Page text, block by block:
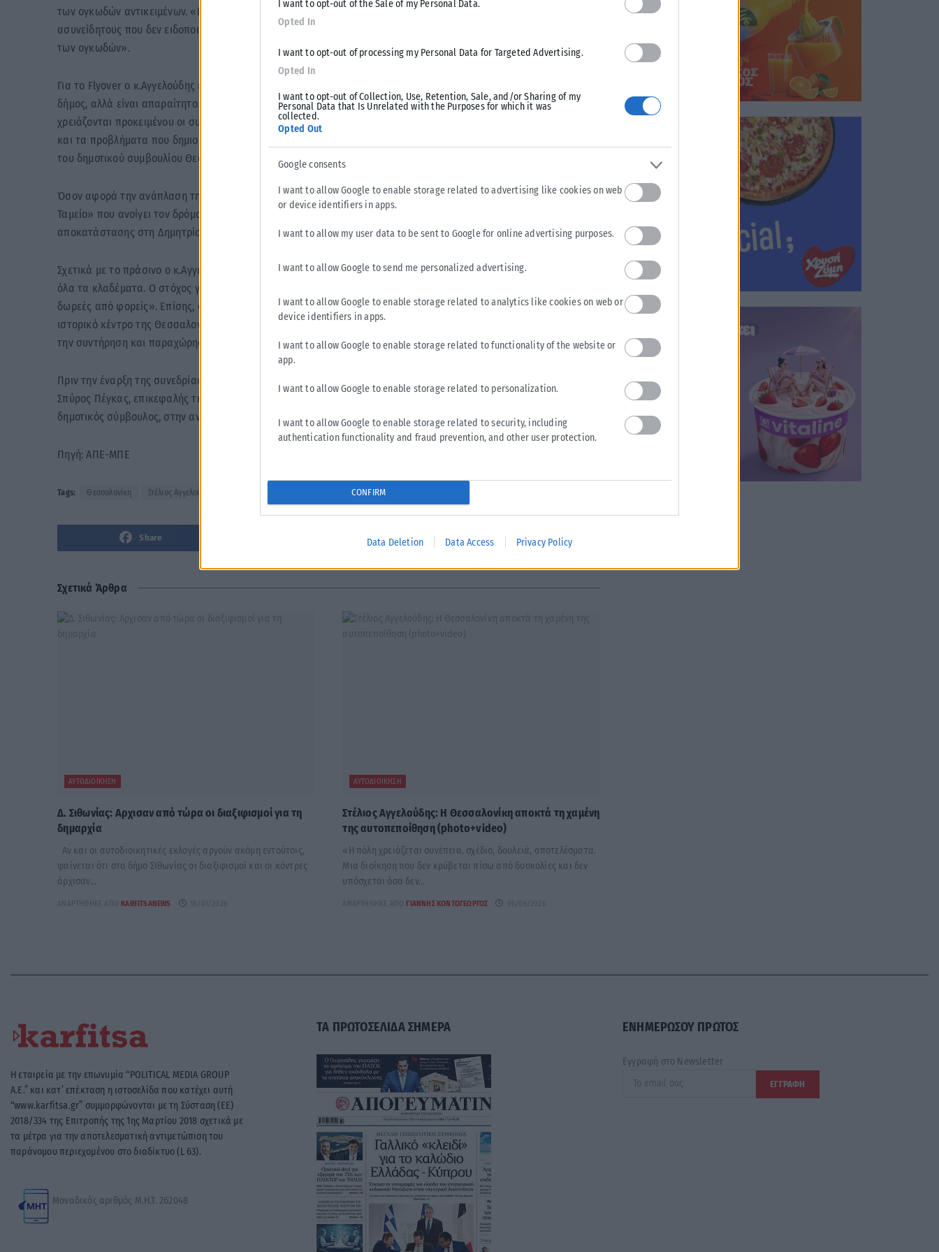
I want to opt-out of the Sale of my Personal Data.
Opted In
I want to opt-out of processing my Personal Data for Targeted Advertising.
Opted In
I want to opt-out of Collection, Use, Retention, Sale, and/or Sharing of my
Personal Data that Is Unrelated with the Purposes for which it was
collected.
Opted Out
Google consents
I want to allow Google to enable storage related to advertising like cookies on web
or device identifiers in apps.
I want to allow my user data to be sent to Google for online advertising purposes.
I want to allow Google to send me personalized advertising.
I want to allow Google to enable storage related to analytics like cookies on web or
device identifiers in apps.
I want to allow Google to enable storage related to functionality of the website or
app.
I want to allow Google to enable storage related to personalization.
I want to allow Google to enable storage related to security, including
authentication functionality and fraud prevention, and other user protection.
CONFIRM
Data Deletion Data Access Privacy Policy
των ογκωδών αντικειμένων. «Είναι σαφές ότι ο καθαρισμός της πόλης θα διαδεχτεί το πρόστιμο στους λίγους
ασυνείδητους που δεν ειδοποιούν τον δήμο ώστε, εντός 24 ωρών, να πηγαίνει το συνεργείο για την απομάκρυνση
των ογκωδών».
Για το Flyover ο κ.Αγγελούδης επανέλαβε πως πρόκειται «για ένα έργο που δεν εκτελεί ο δήμος, δεν ρωτήθηκε ο
δήμος, αλλά είναι απαραίτητο για την πόλη. Η δημοτική αρχή πρέπει να πάρει τις πρωτοβουλίες και δράσεις που
χρειάζονται προκειμένου οι συμπολίτες μας να υποδέχονται με όσο το δυνατόν μικρότερη ένταση τους κραδασμούς
και τα προβλήματα που δημιουργούνται». Το θέμα θα συζητηθεί εκτενέστερα αύριο, Τρίτη, σε ειδική συνεδρίαση
του δημοτικού συμβουλίου Θεσσαλονίκης.
Όσον αφορά την ανάπλαση της Πλατείας Ελευθερίας στάθηκε στην επιπλέον χρηματοδότηση από το «Πράσινο
Ταμείο» που ανοίγει τον δρόμο για την υλοποίηση του έργου, ενώ όπως είπε αύριο ξεκινούν οι εργασίες
αποκατάστασης στη Δημητρίου Γούναρη και σε δεύτερη φάση θα ακολουθήσει η Αριστοτέλους.
Σχετικά με το πράσινο ο κ.Αγγελούδης υπογράμμισε πως «δόθηκε μια κατεύθυνση μέχρι το Μάρτιο να σταματήσουν
όλα τα κλαδέματα. Ο στόχος για τις 5.000 νέες δενδροφυτεύσεις ετησίως ανεβαίνει, καθώς έχουμε συνεχώς
δωρεές από φορείς». Επίσης, αναφέρθηκε στο πρόβλημα με τις δημόσιες τουαλέτες που είναι κλειστές στο
ιστορικό κέντρο της Θεσσαλονίκης λέγοντας πως ετοιμάζεται διαγωνισμός για την ανακατασκευή, λειτουργία και
την συντήρηση και παραχώρησή τους.
Πριν την έναρξη της συνεδρίασης πραγματοποιήθηκε η κοπή της πρωτοχρονιάτικης βασιλόπιτας. Τυχεροί ήταν ο
Σπύρος Πέγκας, επικεφαλής της παράταξης «Θεσσαλονίκη για ‘Ολους» και ο Σπύρος Τζελέπης, εντεταλμένος
δημοτικός σύμβουλος, στην αντιδημαρχία Οικονομικών.
Πηγή: ΑΠΕ-ΜΠΕ
Tags: Θεσσαλονίκη Στέλιος Αγγελούδης
Share
Σχετικά Άρθρα
ΑΥΤΟΔΙΟΊΚΗΣΗ
Δ. Σιθωνίας: Αρχισαν από τώρα οι διαξιφισμοί για τη
δημαρχία
Αν και οι αυτοδιοικητικές εκλογές αργούν ακόμη εντούτοις,
φαίνεται ότι στο δήμο ΣΙθωνίας οι διαξιφισμοί και οι κόντρες
άρχισαν...
ΑΝΑΡΤΉΘΗΚΕ ΑΠΌ KARFITSANEWS 18/07/2026
ΑΥΤΟΔΙΟΊΚΗΣΗ
Στέλιος Αγγελούδης: Η Θεσσαλονίκη αποκτά τη χαμένη
της αυτοπεποίθηση (photo+video)
«Η πόλη χρειάζεται συνέπεια, σχέδιο, δουλειά, αποτελέσματα.
Μια διοίκηση που δεν κρύβεται πίσω από δυσκολίες και δεν
υπόσχεται όσα δεν...
ΑΝΑΡΤΉΘΗΚΕ ΑΠΌ ΓΙΆΝΝΗΣ ΚΟΝΤΟΓΕΏΡΓΟΣ 06/06/2026
Η εταιρεία με την επωνυμία “POLITICAL MEDIA GROUP
A.E.” και κατ’ επέκταση η ιστοσελίδα που κατέχει αυτή
“www.karfitsa.gr” συμμορφώνονται με τη Σύσταση (ΕΕ)
2018/334 της Επιτροπής της 1ης Μαρτίου 2018 σχετικά με
τα μέτρα για την αποτελεσματική αντιμετώπιση του
παράνομου περιεχομένου στο διαδίκτυο (L 63).
Μοναδικός αριθμός Μ.Η.Τ. 262048
ΤΑ ΠΡΩΤΟΣΕΛΙΔΑ ΣΗΜΕΡΑ ΕΝΗΜΕΡΩΣΟΥ ΠΡΩΤΟΣ
Εγγραφή στο Newsletter